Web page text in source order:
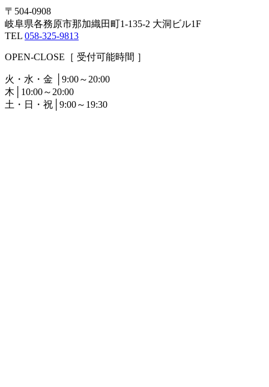
〒504-0908
岐阜県各務原市那加織田町1-135-2 大洞ビル1F
TEL 058-325-9813
OPEN-CLOSE ［ 受付可能時間 ］
火・水・金 │9:00～20:00
木│10:00～20:00
土・日・祝│9:00～19:30